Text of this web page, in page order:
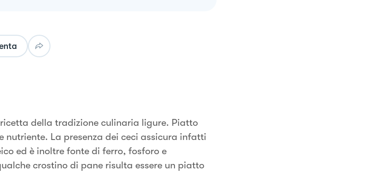
della tradizione culinaria ligure. Piatto
nutriente. La presenza dei ceci assicura infatti
ed è inoltre fonte di ferro, fosforo e
crostino di pane risulta essere un piatto